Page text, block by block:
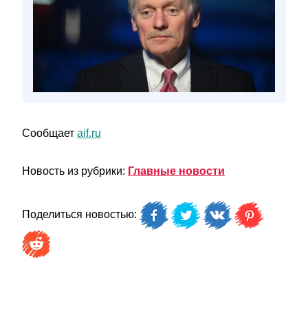
Сообщает aif.ru
Новость из рубрики: Главные новости
Поделиться новостью: